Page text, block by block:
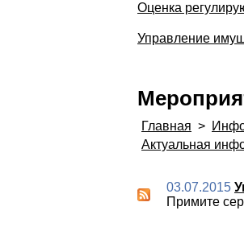
Оценка
Управление
Главная >
Актуальная
03.07.2015
Примите